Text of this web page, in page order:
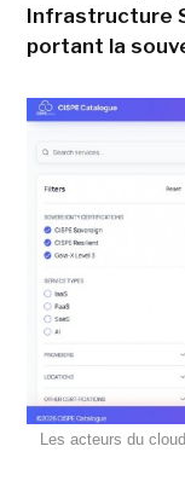
Infrastructure
portant la
Les acteurs du